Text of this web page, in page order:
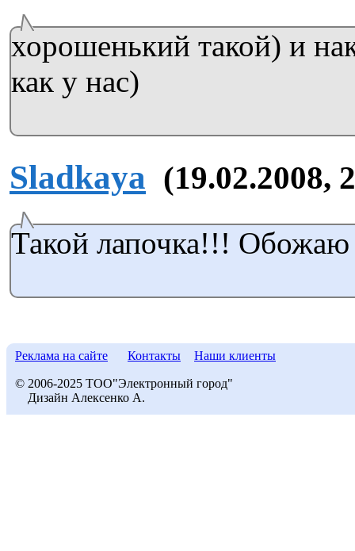
хорошенький такой) и
как у нас)
Sladkaya (19.02.2008,
Такой лапочка!!! Обожаю
Реклама на сайте Контакты Наши клиенты
© 2006-2025 ТОО"Электронный город"
Дизайн Алексенко А.